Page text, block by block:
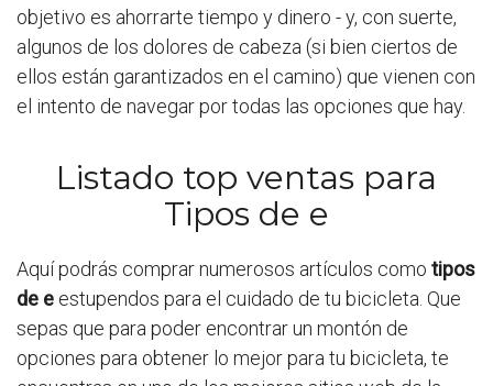
objetivo es ahorrarte tiempo y dinero - y, con suerte,
algunos de los dolores de cabeza (si bien ciertos de
ellos están garantizados en el camino) que vienen con
el intento de navegar por todas las opciones que hay.
Listado top ventas para
Tipos de e
Aquí podrás comprar numerosos artículos como tipos
de e estupendos para el cuidado de tu bicicleta. Que
sepas que para poder encontrar un montón de
opciones para obtener lo mejor para tu bicicleta, te